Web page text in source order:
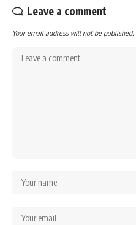
Leave a comment
Your email address will not be published.